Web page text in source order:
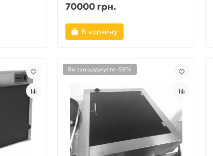
70000 грн.
В корзину
Ви заощаджуєте -58%